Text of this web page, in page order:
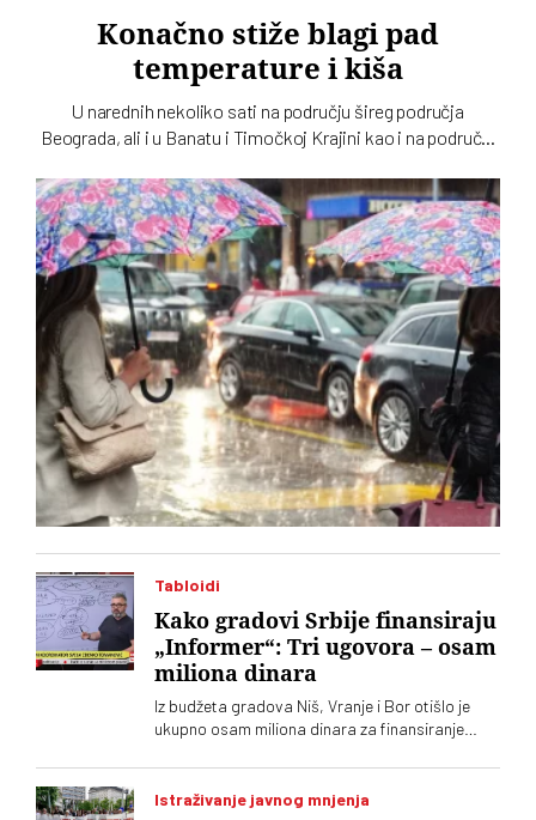
Konačno stiže blagi pad
temperature i kiša
U narednih nekoliko sati na području šireg područja
Beograda, ali i u Banatu i Timočkoj Krajini kao i na području
predelima mogu se očekivati padavine, objavio je RHMZ
Tabloidi
Kako gradovi Srbije finansiraju
„Informer“: Tri ugovora – osam
miliona dinara
Iz budžeta gradova Niš, Vranje i Bor otišlo je
ukupno osam miliona dinara za finansiranje
narodna poslanica Stranke slobode i pravde
Istraživanje javnog mnjenja